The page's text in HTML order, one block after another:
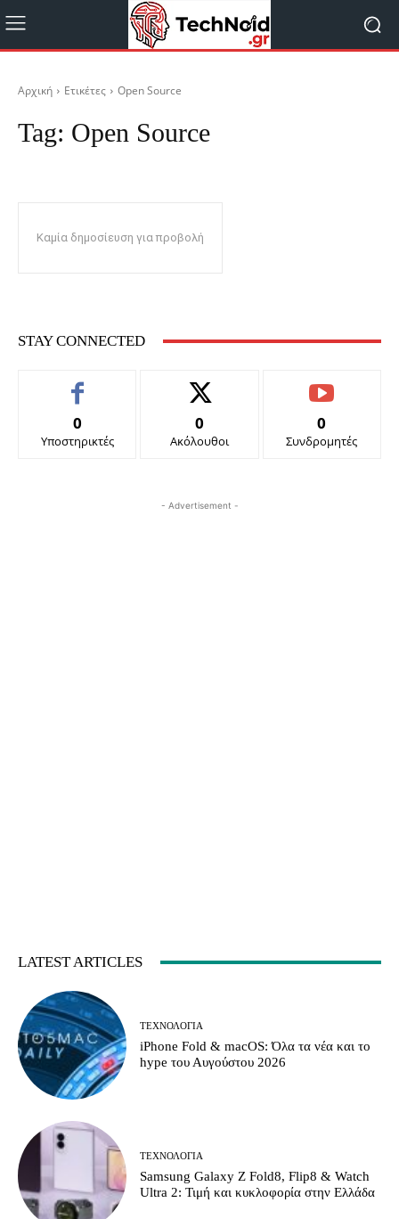
Αρχική Ετικέτες Open Source
Tag: Open Source
Καμία δημοσίευση για προβολή
STAY CONNECTED
0
Υποστηρικτές
0
Ακόλουθοι
0
Συνδρομητές
- Advertisement -
LATEST ARTICLES
ΤΕΧΝΟΛΟΓΊΑ
iPhone Fold & macOS: Όλα τα νέα και το
hype του Αυγούστου 2026
ΤΕΧΝΟΛΟΓΊΑ
Samsung Galaxy Z Fold8, Flip8 & Watch
Ultra 2: Τιμή και κυκλοφορία στην Ελλάδα